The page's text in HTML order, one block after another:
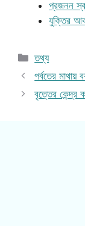
প্রজনন
যুক্তির
Categories
তথ্য
পর্বতের
বৃত্তের কেন্দ্র